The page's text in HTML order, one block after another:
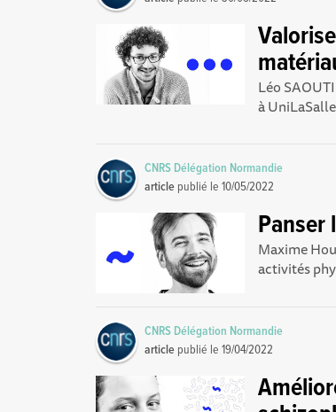
Léo
à
CNRS Délégation Normandie
article publié le10/05/2022
Panser
Maxime
activités
CNRS Délégation Normandie
article publié le19/04/2022